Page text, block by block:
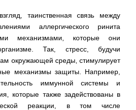
таинственная связь между
аллергического ринита
механизмами, которые они
Так, стресс, будучи
окружающей среды, стимулирует
механизмы защиты. Например,
иммунной системы и
которые также задействованы в
реакции, в том числе